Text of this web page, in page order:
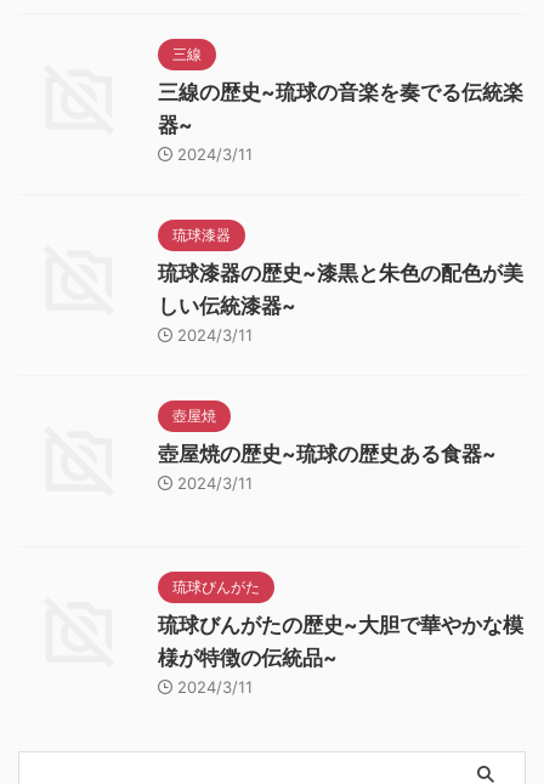
三線
三線の歴史~琉球の音楽を奏でる伝統楽
器~
2024/3/11
琉球漆器
琉球漆器の歴史~漆黒と朱色の配色が美
しい伝統漆器~
2024/3/11
壺屋焼
壺屋焼の歴史~琉球の歴史ある食器~
2024/3/11
琉球びんがた
琉球びんがたの歴史~大胆で華やかな模
様が特徴の伝統品~
2024/3/11